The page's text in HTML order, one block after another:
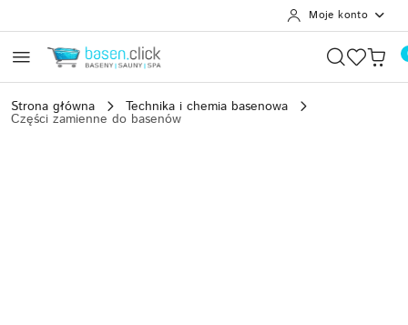
Moje konto
Strona główna Technika i chemia basenowa
Części zamienne do basenów